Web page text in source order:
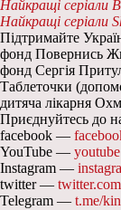
Найкращі серіали
Найкращі серіали
Підтримайте
фонд Повернись
фонд Сергія
Таблеточки
дитяча лікарня
Приєднуйтесь до
facebook —
YouTube —
Instagram —
twitter —
Telegram — t.me/